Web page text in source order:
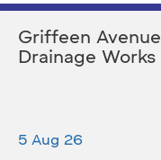
Griffeen Avenue
Drainage Works
5 Aug 26